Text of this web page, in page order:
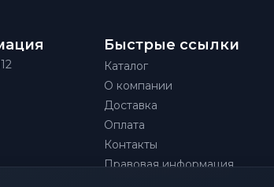
Быстрые ссылки
Каталог
О компании
Доставка
Оплата
Контакты
Правовая информация